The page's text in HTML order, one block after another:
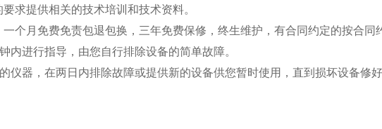
求提供相关的技术培训和技术资料。
个月免费免责包退包换，三年免费保修，终生维护，有合同约定的按合同
内进行指导，由您自行排除设备的简单故障。
仪器，在两日内排除故障或提供新的设备供您暂时使用，直到损坏设备修好